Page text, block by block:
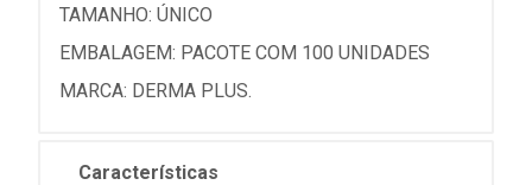
TAMANHO: ÚNICO
EMBALAGEM: PACOTE COM 100 UNIDADES
MARCA: DERMA PLUS.
Características